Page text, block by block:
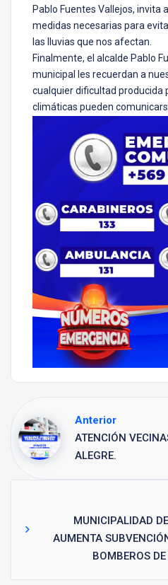
Pablo Fuentes Vallejos, invita
medidas necesarias para
las lluvias que nos afectan.
Finalmente, el alcalde Pablo
municipal les recuerdan a
cualquier dificultad producida
climáticas pueden
Anterior
ATENCIÓN
ALEGRE.
MUNICIPALIDAD
AUMENTA
BOMBEROS